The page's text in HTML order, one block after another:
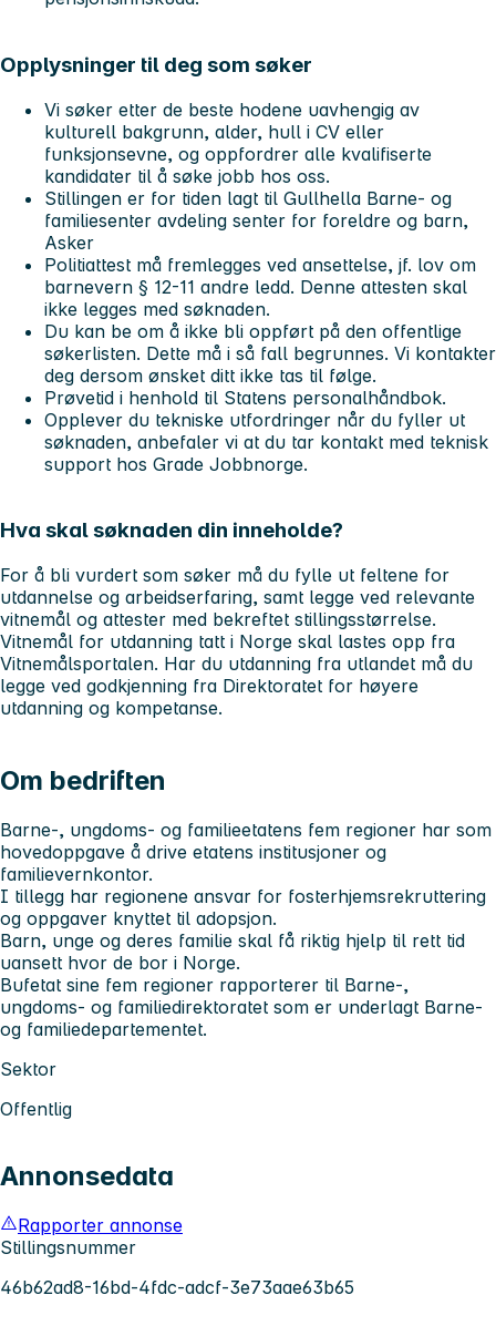
Opplysninger til deg som søker
Vi søker etter de beste hodene uavhengig av
kulturell bakgrunn, alder, hull i CV eller
funksjonsevne, og oppfordrer alle kvalifiserte
kandidater til å søke jobb hos oss.
Stillingen er for tiden lagt til Gullhella Barne- og
familiesenter avdeling senter for foreldre og barn,
Asker
Politiattest må fremlegges ved ansettelse, jf. lov om
barnevern § 12-11 andre ledd. Denne attesten skal
ikke legges med søknaden.
Du kan be om å ikke bli oppført på den offentlige
søkerlisten. Dette må i så fall begrunnes. Vi kontakter
deg dersom ønsket ditt ikke tas til følge.
Prøvetid i henhold til Statens personalhåndbok.
Opplever du tekniske utfordringer når du fyller ut
søknaden, anbefaler vi at du tar kontakt med teknisk
support hos Grade Jobbnorge.
Hva skal søknaden din inneholde?
For å bli vurdert som søker må du fylle ut feltene for
utdannelse og arbeidserfaring, samt legge ved relevante
vitnemål og attester med bekreftet stillingsstørrelse.
Vitnemål for utdanning tatt i Norge skal lastes opp fra
Vitnemålsportalen. Har du utdanning fra utlandet må du
legge ved godkjenning fra Direktoratet for høyere
utdanning og kompetanse.
Om bedriften
Barne-, ungdoms- og familieetatens fem regioner har som
hovedoppgave å drive etatens institusjoner og
familievernkontor.
I tillegg har regionene ansvar for fosterhjemsrekruttering
og oppgaver knyttet til adopsjon.
Barn, unge og deres familie skal få riktig hjelp til rett tid
uansett hvor de bor i Norge.
Bufetat sine fem regioner​ rapporterer til Barne-,
ungdoms- og familiedirektoratet som er underlagt Barne-
og familiedepartementet.
Sektor
Offentlig
Annonsedata
Rapporter annonse
Stillingsnummer
46b62ad8-16bd-4fdc-adcf-3e73aae63b65